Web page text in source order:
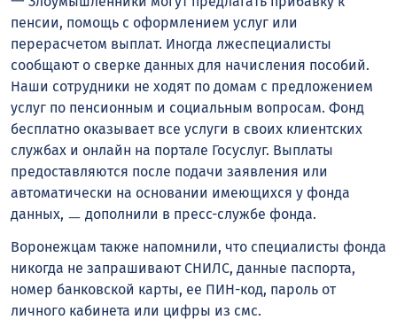
пенсии, помощь с оформлением услуг или
перерасчетом выплат. Иногда лжеспециалисты
сообщают о сверке данных для начисления пособий.
Наши сотрудники не ходят по домам с предложением
услуг по пенсионным и социальным вопросам. Фонд
бесплатно оказывает все услуги в своих клиентских
службах и онлайн на портале Госуслуг. Выплаты
предоставляются после подачи заявления или
автоматически на основании имеющихся у фонда
данных, ㅡ дополнили в пресс-службе фонда.
Воронежцам также напомнили, что специалисты фонда
никогда не запрашивают СНИЛС, данные паспорта,
номер банковской карты, ее ПИН-код, пароль от
личного кабинета или цифры из смс.